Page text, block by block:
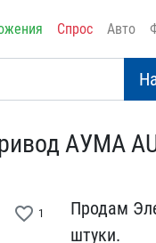
Спрос Авто
АУМ​А
favorite_border 1
Продам
штуки.